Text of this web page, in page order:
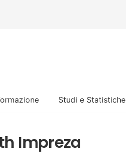
Studi e Statistiche
Impreza